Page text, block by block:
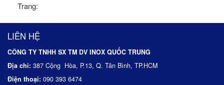
Trang:
LIÊN HỆ
CÔNG TY TNHH SX TM DV INOX QUỐC TRUNG
Địa chỉ: 387 Cộng Hòa, P.13, Q. Tân Bình, TP.HCM
Điện thoại: 090 393 6474